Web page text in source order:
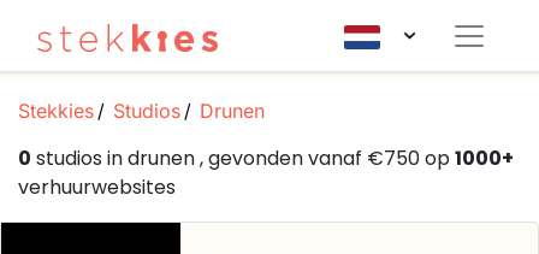
Stekkies Studios Drunen
0 studios in drunen , gevonden vanaf €750 op1000+
verhuurwebsites